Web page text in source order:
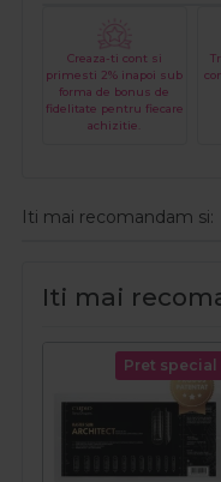
Creaza-ti cont si
primesti 2% inapoi sub
forma de bonus de
fidelitate pentru fiecare
achizitie.
Iti mai recomandam si:
Iti mai
Pret special